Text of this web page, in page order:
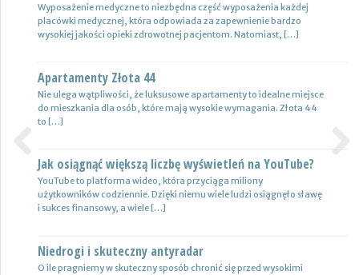
Wyposażenie medyczne to niezbędna część wyposażenia każdej
placówki medycznej, która odpowiada za zapewnienie bardzo
wysokiej jakości opieki zdrowotnej pacjentom. Natomiast, […]
Apartamenty Złota 44
Nie ulega wątpliwości, że luksusowe apartamenty to idealne miejsce
do mieszkania dla osób, które mają wysokie wymagania. Złota 44
to […]
Jak osiągnąć większą liczbę wyświetleń na YouTube?
YouTube to platforma wideo, która przyciąga miliony
użytkowników codziennie. Dzięki niemu wiele ludzi osiągnęło sławę
i sukces finansowy, a wiele […]
Niedrogi i skuteczny antyradar
O ile pragniemy w skuteczny sposób chronić się przed wysokimi
Nie ulega wątpliwości, że do pojazdów powinno być dobrane
oświetlenie wysokiej jakości, które zapewni wysoki poziom
bezpieczeństwa oraz podniesie komfort […]
Wynajem samochodów i naczep – usługi
Z całą pewnością firmy transportowe spedycyjne czy także
logistyczne potrzebują przede wszystkim nowoczesnej floty aut,
które są gotowe do pracy. […]
Certyfikat uprawnień w branży budowlanej
Uprawnienia w biznesie budowlanej dotyczą różnych specjalności.
Jest to specjalność architektoniczna, niemniej jednak również
konstrukcyjno-budowlana, inżynieryjna oraz instalacyjna. Warto
Drewutnia z palet na działkę
Previous